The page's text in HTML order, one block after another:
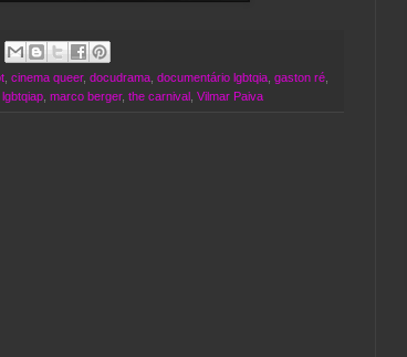
cinema queer, docudrama documentário lgbtqia gaston ré
lgbtqiap marco berger, the carnival Vilmar Paiva